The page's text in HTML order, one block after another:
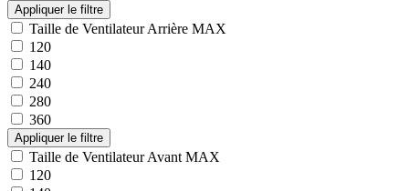
Taille de Ventilateur Arrière MAX
120
140
240
280
360
Taille de Ventilateur Avant MAX
120